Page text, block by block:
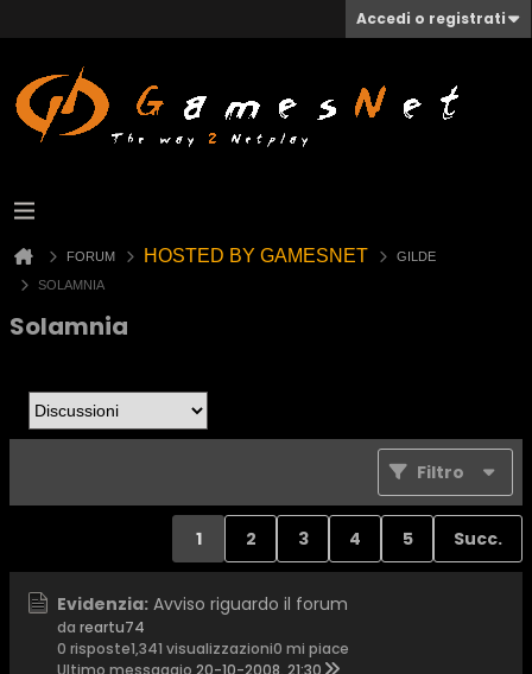
Accedi o registrati
FORUM HOSTED BY GAMESNET
GILDE
SOLAMNIA
Solamnia
Filtro
1 2 3 4 5 Succ.
Evidenzia: Avviso riguardo il forum
da reartu74
0 risposte1,341 visualizzazioni0 mi piace
Ultimo messaggio 20-10-2008, 21:30